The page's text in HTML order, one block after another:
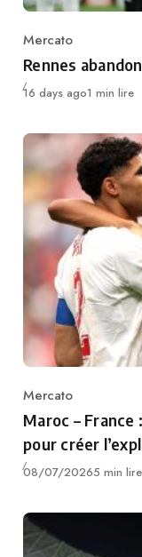
Category
Mercato
Rennes
Publié
16 days ago1 min lire
Category
Mercato
Maroc –
pour créer
Publié
08/07/20265 min lire